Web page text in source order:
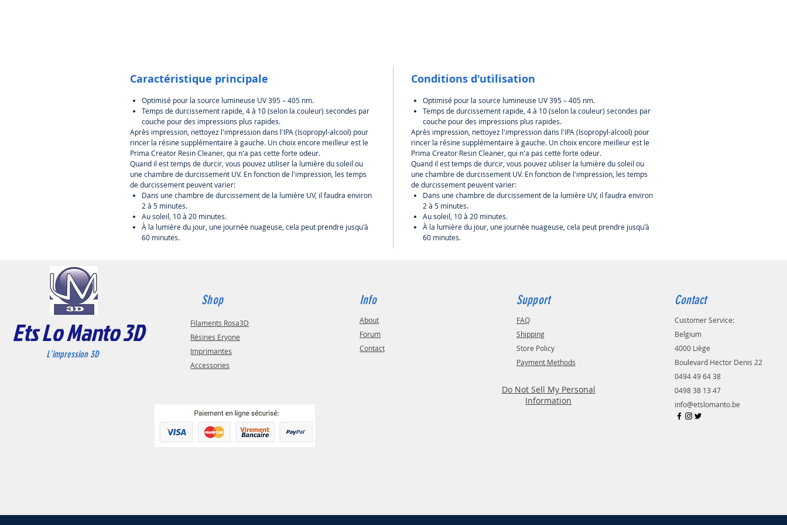
les pièces détachées. Cette résine est
fonctionnel car elle est suffisamment
résistante pour être manipulée, les
verres sont un excellent exemple de
produit qui doit être solide mais souple.
Caractéristique principale
Optimisé pour la source lumineuse UV 395 – 405 nm.
Temps de durcissement rapide, 4 à 10 (selon la couleur) secondes par
couche pour des impressions plus rapides.
Après impression, nettoyez l'impression dans l'IPA (Isopropyl-alcool) pour
rincer la résine supplémentaire à gauche. Un choix encore meilleur est le
Prima Creator Resin Cleaner, qui n'a pas cette forte odeur.
Quand il est temps de durcir, vous pouvez utiliser la lumière du soleil ou
une chambre de durcissement UV. En fonction de l'impression, les temps
de durcissement peuvent varier:
Dans une chambre de durcissement de la lumière UV, il faudra environ
2 à 5 minutes.
Au soleil, 10 à 20 minutes.
À la lumière du jour, une journée nuageuse, cela peut prendre jusqu'à
60 minutes.
Conditions d'utilisation
Optimisé pour la source lumineuse UV 395 – 405 nm.
Temps de durcissement rapide, 4 à 10 (selon la couleur) secondes par
couche pour des impressions plus rapides.
Après impression, nettoyez l'impression dans l'IPA (Isopropyl-alcool) pour
rincer la résine supplémentaire à gauche. Un choix encore meilleur est le
Prima Creator Resin Cleaner, qui n'a pas cette forte odeur.
Quand il est temps de durcir, vous pouvez utiliser la lumière du soleil ou
une chambre de durcissement UV. En fonction de l'impression, les temps
de durcissement peuvent varier:
Dans une chambre de durcissement de la lumière UV, il faudra environ
2 à 5 minutes.
Au soleil, 10 à 20 minutes.
À la lumière du jour, une journée nuageuse, cela peut prendre jusqu'à
60 minutes.
Ets Lo Manto 3D
L'impression 3D
Shop
Filaments Rosa3D
Résines Eryone
Imprimantes
Accessories
Info
About
Forum
Contact
Support
FAQ
Shipping
Store Policy
Payment Methods
Do Not Sell My Personal
Information
Contact
Customer Service:
Belgium
4000 Liège
Boulevard Hector Denis 22
0494 49 64 38
0498 38 13 47
info@etslomanto.be